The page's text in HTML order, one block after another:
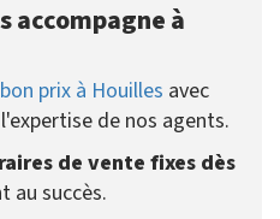
accompagne à
prix à Houilles avec
de nos agents.
de vente fixes dès
au succès.